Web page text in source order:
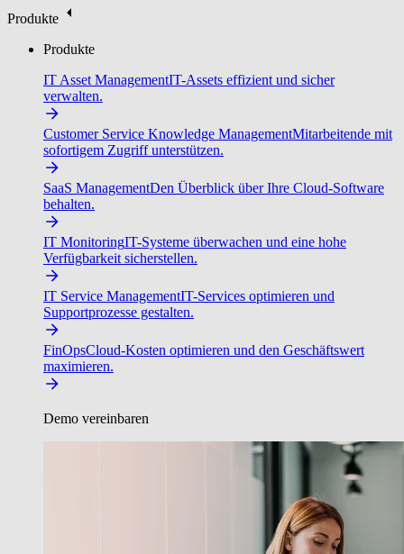
Produkte
Produkte
IT Asset ManagementIT-Assets effizient und sicher
verwalten.
Customer Service Knowledge ManagementMitarbeitende mit
sofortigem Zugriff unterstützen.
SaaS ManagementDen Überblick über Ihre Cloud-Software
behalten.
IT MonitoringIT-Systeme überwachen und eine hohe
Verfügbarkeit sicherstellen.
IT Service ManagementIT-Services optimieren und
Supportprozesse gestalten.
FinOpsCloud-Kosten optimieren und den Geschäftswert
maximieren.
Demo vereinbaren